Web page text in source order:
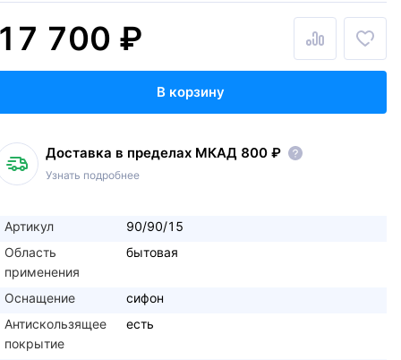
700 ₽
В корзину
Доставка в пределах МКАД 800 ₽
Узнать подробнее
Артикул
90/90/15
Область
применения
бытовая
Оснащение
сифон
Антискользящее
покрытие
есть